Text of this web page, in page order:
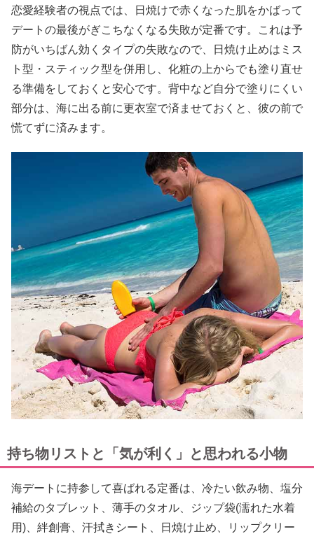
恋愛経験者の視点では、日焼けで赤くなった肌をかばって
デートの最後がぎこちなくなる失敗が定番です。これは予
防がいちばん効くタイプの失敗なので、日焼け止めはミス
ト型・スティック型を併用し、化粧の上からでも塗り直せ
る準備をしておくと安心です。背中など自分で塗りにくい
部分は、海に出る前に更衣室で済ませておくと、彼の前で
慌てずに済みます。
持ち物リストと「気が利く」と思われる小物
海デートに持参して喜ばれる定番は、冷たい飲み物、塩分
補給のタブレット、薄手のタオル、ジップ袋(濡れた水着
用)、絆創膏、汗拭きシート、日焼け止め、リップクリー